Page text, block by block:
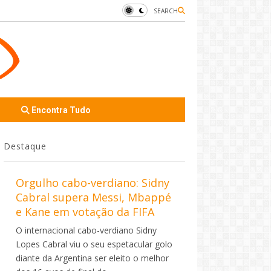
SEARCH
Encontra Tudo
Destaque
Orgulho cabo-verdiano: Sidny
Cabral supera Messi, Mbappé
e Kane em votação da FIFA
O internacional cabo-verdiano Sidny
Lopes Cabral viu o seu espetacular golo
diante da Argentina ser eleito o melhor